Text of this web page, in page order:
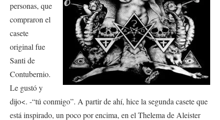
personas, que
compraron el
casete
original fue
Santi de
Contubernio.
Le gustó y
dijo<. -“tú conmigo”. A partir de ahí, hice la segunda casete que
está inspirado, un poco por encima, en el Thelema de Aleister